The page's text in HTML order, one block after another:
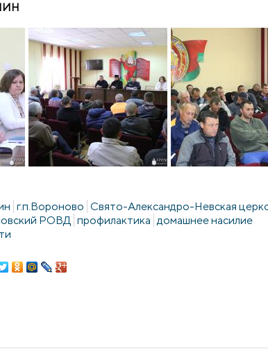
г.п.Вороново Свято-Александро-Невская
РОВД профилактика домашнее насилие